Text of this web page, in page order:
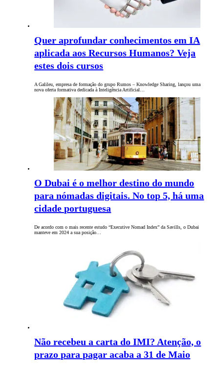
Quer aprofundar conhecimentos em IA
aplicada aos Recursos Humanos? Veja
estes dois cursos
A Galileu, empresa de formação do grupo Rumos – Knowledge Sharing, lançou uma
nova oferta formativa dedicada à Inteligência Artificial…
O Dubai é o melhor destino do mundo
para nómadas digitais. No top 5, há uma
cidade portuguesa
De acordo com o mais recente estudo “Executive Nomad Index” da Savills, o Dubai
manteve em 2024 a sua posição…
Não recebeu a carta do IMI? Atenção, o
prazo para pagar acaba a 31 de Maio